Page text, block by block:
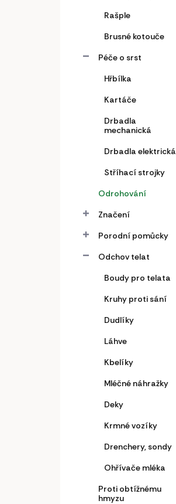
Rašple
Brusné kotouče
Péče o srst
Hřbílka
Kartáče
Drbadla
mechanická
Drbadla elektrická
Stříhací strojky
Odrohování
Značení
Porodní pomůcky
Odchov telat
Boudy pro telata
Kruhy proti sání
Dudlíky
Láhve
Kbelíky
Mléčné náhražky
Deky
Krmné vozíky
Drenchery, sondy
Ohřívače mléka
Proti obtížnému
hmyzu